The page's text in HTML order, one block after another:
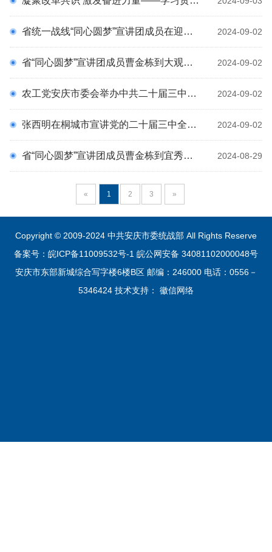
2024-09-02
省统一战线“同心圆梦”宣讲团成员在迎江区宣讲党的二十届三中全会精神
2024-09-02
省“同心圆梦”宣讲团成员曹金栋到大观区宣讲党的二十届三中全会精神
2024-09-02
农工党安庆市委会举办中共二十届三中全会精神专题学习会
2024-09-02
张西明在桐城市宣讲党的二十届三中全会精神并调研
2024-08-29
省“同心圆梦”宣讲团成员曹金栋到宜秀区宣讲党的二十届三中全会精神
« 1 2 3 »
Copyright © 2009-2024 中共安庆市委统战部 All Rights Reserve
备案号：皖ICP备11009532号-1 皖公网安备 34081102000048号
安庆市东部新城综合写字楼6楼B区 邮编：246000 电话：0556－
5346424 技术支持： 徽信网络